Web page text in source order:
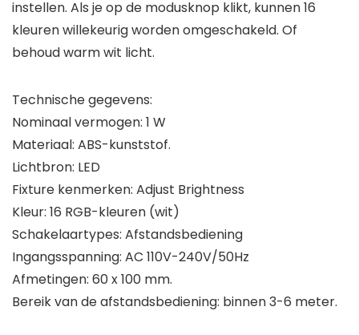
instellen. Als je op de modusknop klikt, kunnen 16
kleuren willekeurig worden omgeschakeld. Of
behoud warm wit licht.
Technische gegevens:
Nominaal vermogen: 1 W
Materiaal: ABS-kunststof.
Lichtbron: LED
Fixture kenmerken: Adjust Brightness
Kleur: 16 RGB-kleuren (wit)
Schakelaartypes: Afstandsbediening
Ingangsspanning: AC 110V-240V/50Hz
Afmetingen: 60 x 100 mm.
Bereik van de afstandsbediening: binnen 3-6 meter.